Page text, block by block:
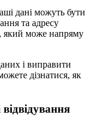
дані можуть бути
та адресу
який може напряму
і виправити
дізнатися, як